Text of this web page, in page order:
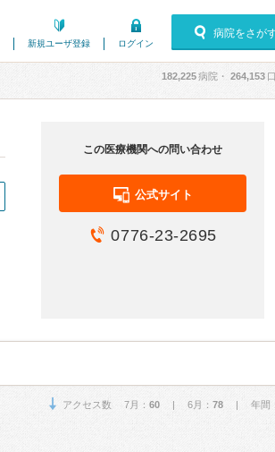
新規ユーザ登録 ログイン
病院をさが
182,225病院・ 264,153
この医療機関への問い合わせ
公式サイト
0776-23-2695
アクセス数 7月： 60 | 6月： 78 | 年間：